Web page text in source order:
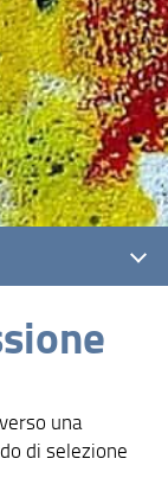
una
di selezione